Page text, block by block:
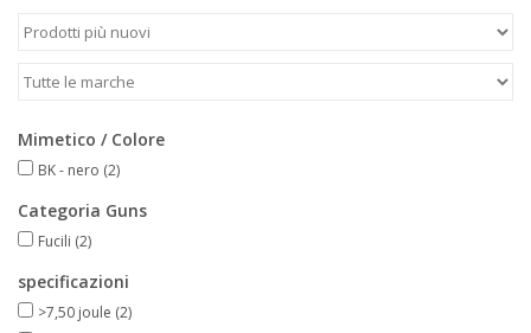
Mimetico / Colore
BK - nero (2)
Categoria Guns
Fucili (2)
specificazioni
>7,50 joule (2)